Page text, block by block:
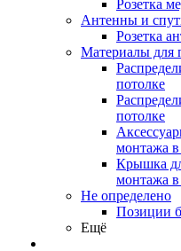
Розетка
Антенны и
Розетка
Материалы для
потолке
потолке
монтажа в
Крышка
монтажа в
Не определено
Позиции
Ещё